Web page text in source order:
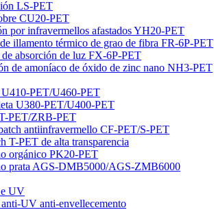
LS-PET
CU20-PET
por infravermellos afastados YH20-PET
illamento térmico de grao de fibra FR-6P-PET
absorción de luz FX-6P-PET
de amoníaco de óxido de zinc nano NH3-PET
U410-PET/U460-PET
U380-PET/U400-PET
PET/ZRB-PET
antiinfravermello CF-PET/S-PET
T-PET de alta transparencia
orgánico PK20-PET
prata AGS-DMB5000/AGS-ZMB6000
e UV
UV anti-envellecemento